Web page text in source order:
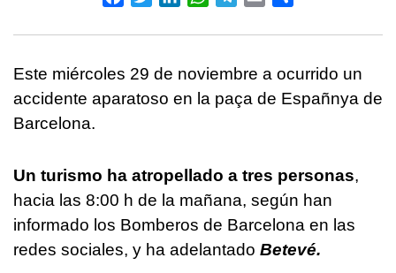
Este miércoles 29 de noviembre a ocurrido un
accidente aparatoso en la paça de Españnya de
Barcelona.
Un turismo ha atropellado a tres personas,
hacia las 8:00 h de la mañana, según han
informado los Bomberos de Barcelona en las
redes sociales, y ha adelantado Betevé.